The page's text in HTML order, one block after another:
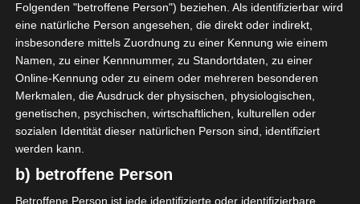
2025/2026 VEREINE
Ligue 1 – Abstieg: Alles könnte
sich wieder ändern
Abstieg,AS Gabès,CA Bizertin
Ligue 1 Pro Tunesien 2025/2026
Folgenden "betroffene Person") beziehen. Als identifizierbar wird
eine natürliche Person angesehen, die direkt oder indirekt,
insbesondere mittels Zuordnung zu einer Kennung wie einem
Namen, zu einer Kennnummer, zu Standortdaten, zu einer
Online-Kennung oder zu einem oder mehreren besonderen
Merkmalen, die Ausdruck der physischen, physiologischen,
genetischen, psychischen, wirtschaftlichen, kulturellen oder
sozialen Identität dieser natürlichen Person sind, identifiziert
werden kann.
b) betroffene Person
Betroffene Person ist jede identifizierte oder identifizierbare